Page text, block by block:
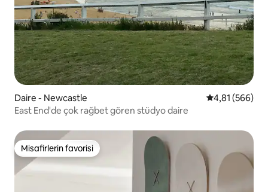
Daire - Newcastle 5 üzerinden
4,81 (566)
East End'de çok rağbet gören stüdyo daire
Misafirlerin favorisi
Misafirlerin favorisi